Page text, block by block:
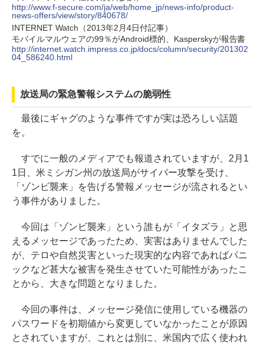
http://www.f-secure.com/ja/web/home_jp/news-info/product-
news-offers/view/story/840678/
INTERNET Watch（2013年2月4日付記事）
モバイルマルウェアの99％がAndroid標的、Kasperskyが報告書
http://internet.watch.impress.co.jp/docs/column/security/201302
04_586240.html
放送局の緊急警報システムの脆弱性
最後にギャグのような事件ですが実は恐ろしい話題
を。
すでに一般のメディアでも報道されていますが、2月1
1日、米ミシガン州の放送局がサイバー攻撃を受け、
「ゾンビ襲来」を告げる警報メッセージが流されるとい
う事件がありました。
今回は「ゾンビ襲来」という誰もが「イタズラ」と思
えるメッセージであったため、実害はありませんでした
が、テロや自然災害といった現実的な内容であればパニ
ックなど甚大な被害を発生させていた可能性があったこ
とから、大きな問題となりました。
今回の事件は、メッセージ発信に使用している機器の
パスワードを初期値から変更していなかったことが原因
とされていますが、これとは別に、米国内で広く使われ